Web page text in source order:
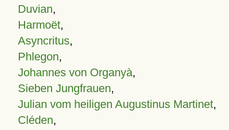
Duvian,
Harmoët,
Asyncritus,
Phlegon,
Johannes von Organyà,
Sieben Jungfrauen,
Julian vom heiligen Augustinus Martinet,
Cléden,